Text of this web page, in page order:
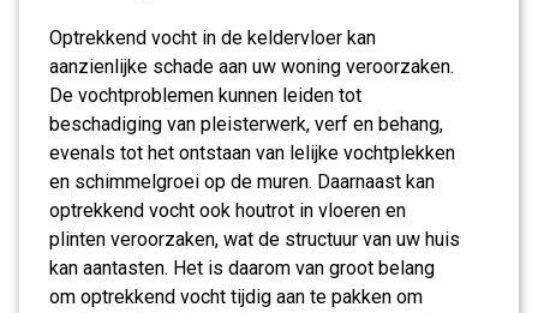
Optrekkend vocht in de keldervloer kan
aanzienlijke schade aan uw woning veroorzaken.
De vochtproblemen kunnen leiden tot
beschadiging van pleisterwerk, verf en behang,
evenals tot het ontstaan van lelijke vochtplekken
en schimmelgroei op de muren. Daarnaast kan
optrekkend vocht ook houtrot in vloeren en
plinten veroorzaken, wat de structuur van uw huis
kan aantasten. Het is daarom van groot belang
om optrekkend vocht tijdig aan te pakken om